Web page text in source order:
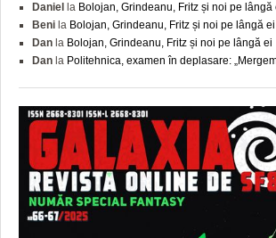
Daniel
la Bolojan, Grindeanu, Fritz și noi pe lângă
Beni la Bolojan, Grindeanu, Fritz și noi pe lângă ei
Dan la Bolojan, Grindeanu, Fritz și noi pe lângă ei
Dan la Politehnica, examen în deplasare: